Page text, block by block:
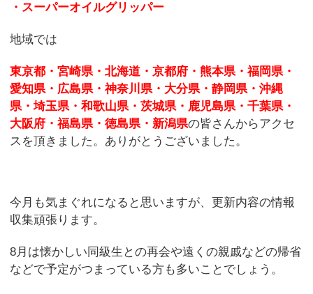
・スーパーオイルグリッパー
地域では
東京都・宮崎県・北海道・京都府・熊本県・福岡県・
愛知県・広島県・神奈川県・大分県・静岡県・沖縄
県・埼玉県・和歌山県・茨城県・鹿児島県・千葉県・
大阪府・福島県・徳島県・新潟県の皆さんからアクセ
スを頂きました。 ありがとうございました。
今月も気まぐれになると思いますが、更新内容の情報
収集頑張ります。
8月は懐かしい同級生との再会や遠くの親戚などの帰省
などで予定がつまっている方も多いことでしょう。